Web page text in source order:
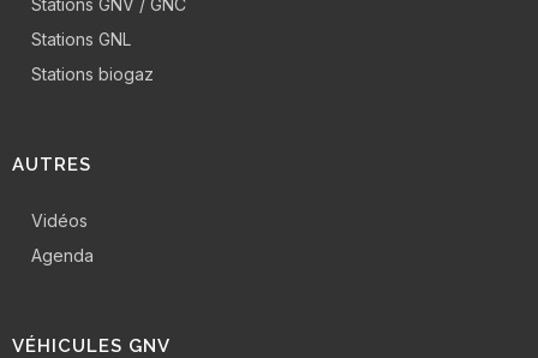
Stations GNL
Stations biogaz
AUTRES
Vidéos
Agenda
VÉHICULES GNV